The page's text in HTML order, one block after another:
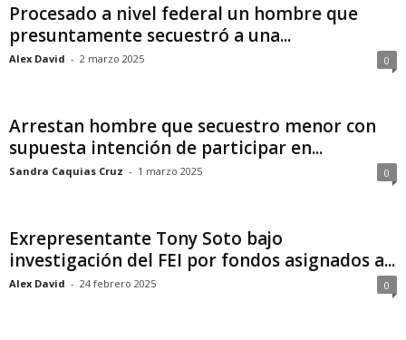
Procesado a nivel federal un hombre que
presuntamente secuestró a una...
Alex David - 2 marzo 2025 0
Arrestan hombre que secuestro menor con
supuesta intención de participar en...
Sandra Caquias Cruz - 1 marzo 2025 0
Exrepresentante Tony Soto bajo
investigación del FEI por fondos asignados a...
Alex David - 24 febrero 2025 0